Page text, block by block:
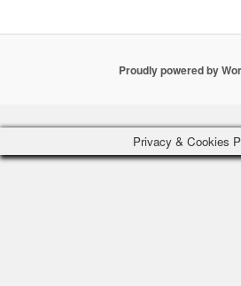
Proudly powered by
Privacy & Cookies